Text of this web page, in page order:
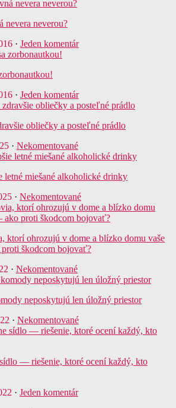
nevera neverou?
· Jeden komentár
· Jeden komentár
obliečky a posteľné prádlo
· Nekomentované
letné miešané alkoholické drinky
· Nekomentované
ktorí ohrozujú v dome a blízko domu vaše
proti škodcom bojovať?
· Nekomentované
neposkytujú len úložný priestor
· Nekomentované
— riešenie, ktoré ocení každý, kto
· Jeden komentár